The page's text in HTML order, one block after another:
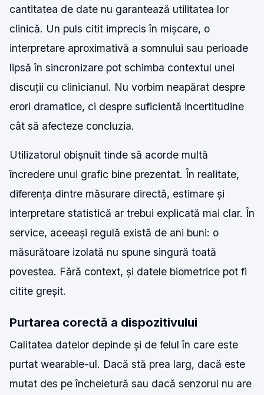
cantitatea de date nu garantează utilitatea lor
clinică. Un puls citit imprecis în mișcare, o
interpretare aproximativă a somnului sau perioade
lipsă în sincronizare pot schimba contextul unei
discuții cu clinicianul. Nu vorbim neapărat despre
erori dramatice, ci despre suficientă incertitudine
cât să afecteze concluzia.
Utilizatorul obișnuit tinde să acorde multă
încredere unui grafic bine prezentat. În realitate,
diferența dintre măsurare directă, estimare și
interpretare statistică ar trebui explicată mai clar. În
service, aceeași regulă există de ani buni: o
măsurătoare izolată nu spune singură toată
povestea. Fără context, și datele biometrice pot fi
citite greșit.
Purtarea corectă a dispozitivului
Calitatea datelor depinde și de felul în care este
purtat wearable-ul. Dacă stă prea larg, dacă este
mutat des pe încheietură sau dacă senzorul nu are